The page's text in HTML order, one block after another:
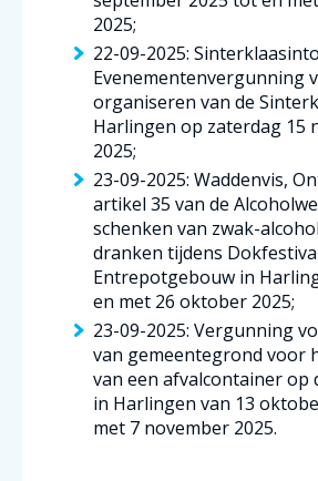
2025;
22-09-2025:
Evenementenvergunning
organiseren van de
Harlingen op zaterdag 15
2025;
23-09-2025: Waddenvis,
artikel 35 van de
schenken van zwak-
dranken tijdens
Entrepotgebouw in
en met 26 oktober 2025;
23-09-2025: Vergunning
van gemeentegrond voor
van een afvalcontainer op
in Harlingen van 13
met 7 november 2025.